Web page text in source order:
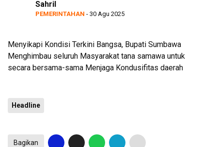
Sahril
PEMERINTAHAN - 30 Agu 2025
Menyikapi Kondisi Terkini Bangsa, Bupati Sumbawa
Menghimbau seluruh Masyarakat tana samawa untuk
secara bersama-sama Menjaga Kondusifitas daerah
Headline
Bagikan